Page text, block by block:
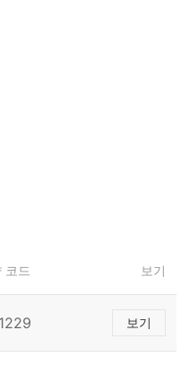
코드 보기
보기